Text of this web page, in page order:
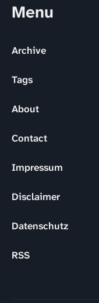
Menu
Archive
Tags
About
Contact
Impressum
Disclaimer
Datenschutz
RSS